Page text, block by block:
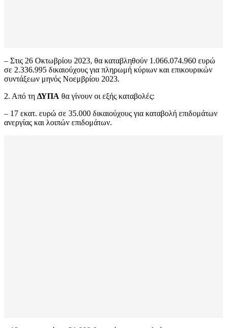
– Στις 26 Οκτωβρίου 2023, θα καταβληθούν 1.066.074.960 ευρώ
σε 2.336.995 δικαιούχους για πληρωμή κύριων και επικουρικών
συντάξεων μηνός Νοεμβρίου 2023.
2. Από τη ΔΥΠΑ θα γίνουν οι εξής καταβολές:
– 17 εκατ. ευρώ σε 35.000 δικαιούχους για καταβολή επιδομάτων
ανεργίας και λοιπών επιδομάτων.